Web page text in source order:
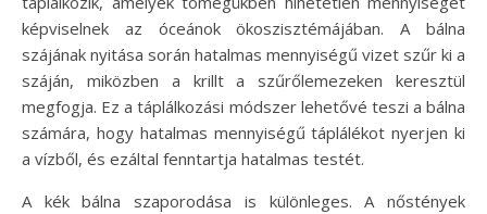
képviselnek az óceánok ökoszisztémájában. A bálna
szájának nyitása során hatalmas mennyiségű vizet szűr ki a
száján, miközben a krillt a szűrőlemezeken keresztül
megfogja. Ez a táplálkozási módszer lehetővé teszi a bálna
számára, hogy hatalmas mennyiségű táplálékot nyerjen ki
a vízből, és ezáltal fenntartja hatalmas testét.
A kék bálna szaporodása is különleges. A nőstények